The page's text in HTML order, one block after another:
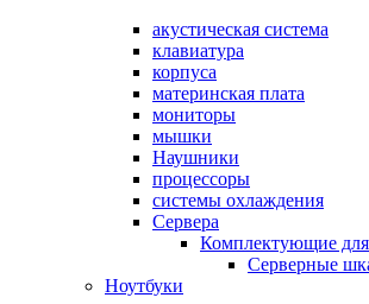
акустическая система
клавиатура
корпуса
материнская плата
мониторы
мышки
Наушники
процессоры
системы охлаждения
Сервера
Комплектующие для
Серверные
Ноутбуки